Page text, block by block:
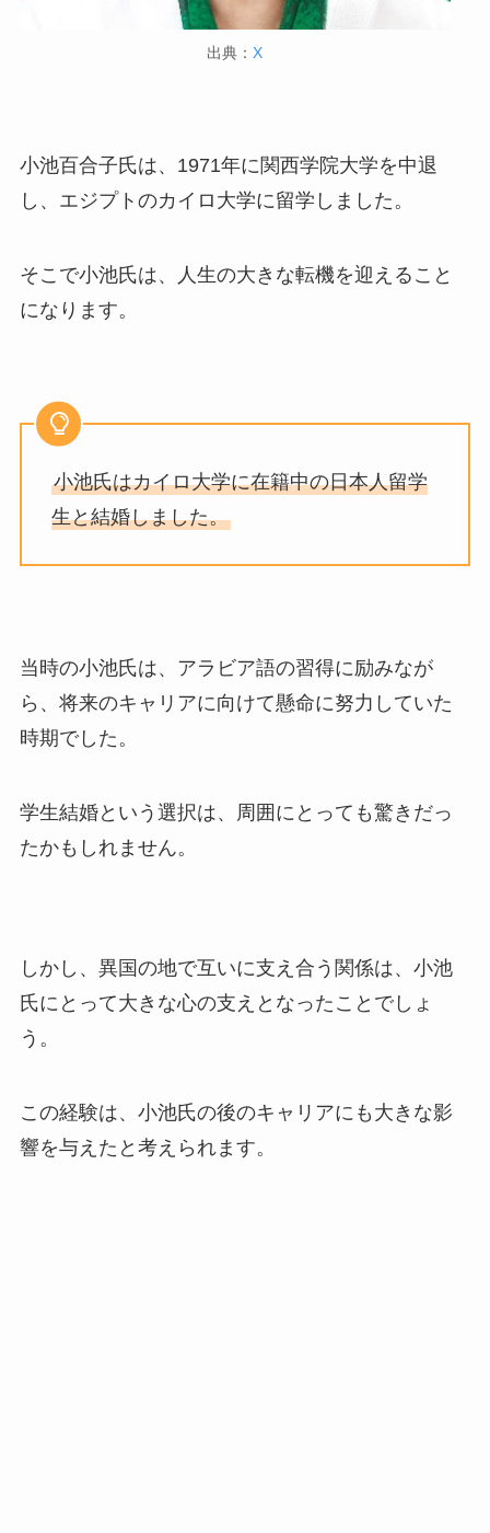
出典： X
小池百合子氏は、1971年に関西学院大学を中退
し、エジプトのカイロ大学に留学しました。
そこで小池氏は、人生の大きな転機を迎えること
になります。
小池氏はカイロ大学に在籍中の日本人留学
生と結婚しました。
当時の小池氏は、アラビア語の習得に励みなが
ら、将来のキャリアに向けて懸命に努力していた
時期でした。
学生結婚という選択は、周囲にとっても驚きだっ
たかもしれません。
しかし、異国の地で互いに支え合う関係は、小池
氏にとって大きな心の支えとなったことでしょ
う。
この経験は、小池氏の後のキャリアにも大きな影
響を与えたと考えられます。